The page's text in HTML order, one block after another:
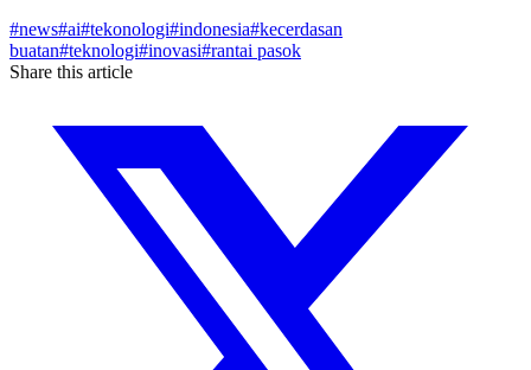
#news#ai#tekonologi#indonesia#kecerdasan
buatan#teknologi#inovasi#rantai pasok
Share this article